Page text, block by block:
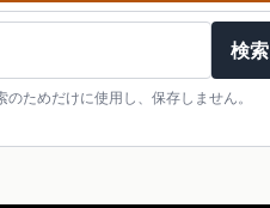
検索
ためだけに使用し、保存しません。